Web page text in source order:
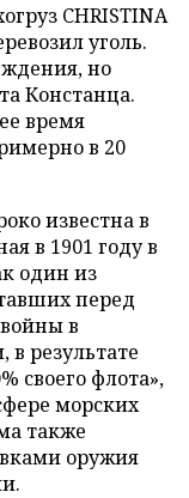
CHRISTINA
уголь.
но
Констанца.
время
в 20
известна в
в 1901 году в
один из
перед
в
результате
своего флота»,
морских
также
оружия